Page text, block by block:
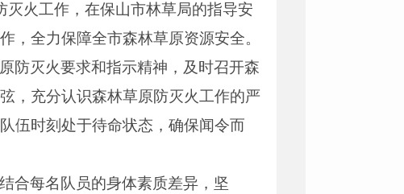
火工作，在保山市林草局的指导安
，全力保障全市森林草原资源安全。
防灭火要求和指示精神，及时召开森
，充分认识森林草原防灭火工作的严
伍时刻处于待命状态，确保闻令而
合每名队员的身体素质差异，坚